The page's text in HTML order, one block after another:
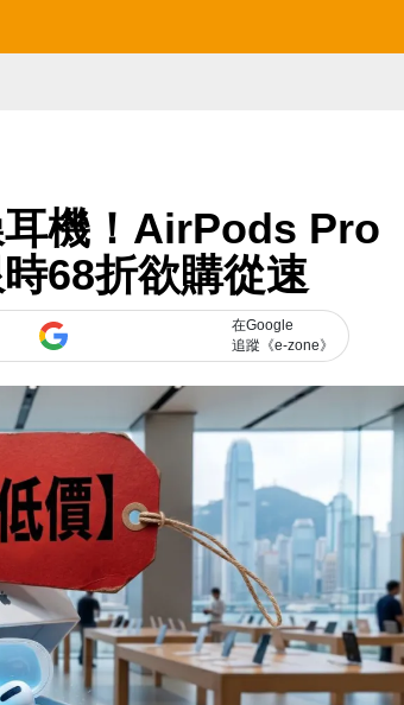
機！AirPods Pro
68折欲購從速
在Google
追蹤《e-zone》